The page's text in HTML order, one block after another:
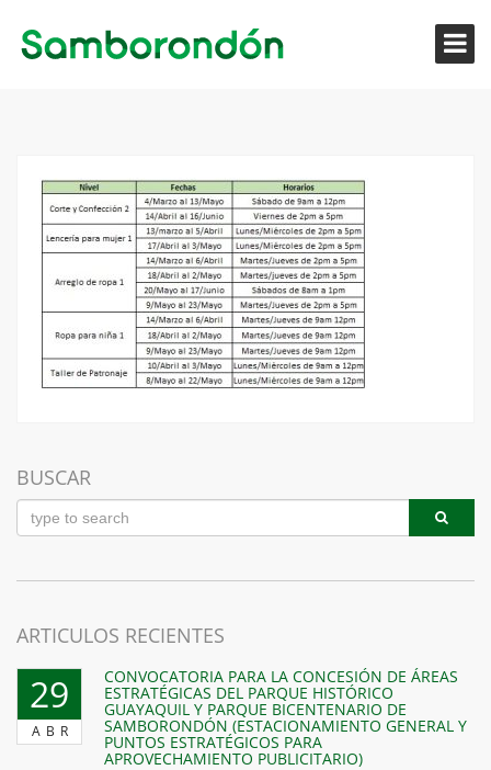
BUSCAR
ARTICULOS RECIENTES
29
ABR
CONVOCATORIA PARA LA CONCESIÓN DE ÁREAS
ESTRATÉGICAS DEL PARQUE HISTÓRICO
GUAYAQUIL Y PARQUE BICENTENARIO DE
SAMBORONDÓN (ESTACIONAMIENTO GENERAL Y
PUNTOS ESTRATÉGICOS PARA
APROVECHAMIENTO PUBLICITARIO)